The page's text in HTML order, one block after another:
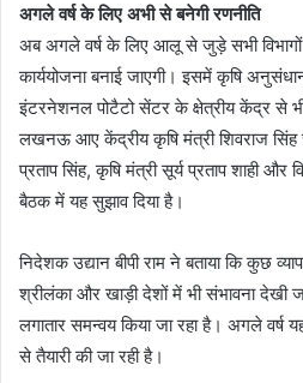
अगले वर्ष के लिए अभी से बनेगी रणनीति
अब अगले वर्ष के लिए आलू से जुड़े सभी
कार्ययोजना बनाई जाएगी। इसमें कृषि
इंटरनेशनल पोटैटो सेंटर के क्षेत्रीय केंद्र से
लखनऊ आए केंद्रीय कृषि मंत्री शिवराज सिंह
प्रताप सिंह, कृषि मंत्री सूर्य प्रताप शाही और
बैठक में यह सुझाव दिया है।
निदेशक उद्यान बीपी राम ने बताया कि कुछ
श्रीलंका और खाड़ी देशों में भी संभावना देखी
लगातार समन्वय किया जा रहा है। अगले
से तैयारी की जा रही है।